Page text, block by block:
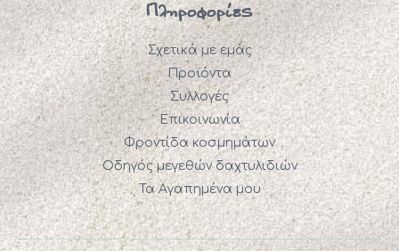
Πληροφορίες
Σχετικά με εμάς
Προϊόντα
Συλλογές
Επικοινωνία
Φροντίδα κοσμημάτων
Οδηγός μεγεθών δαχτυλιδιών
Τα Αγαπημένα μου